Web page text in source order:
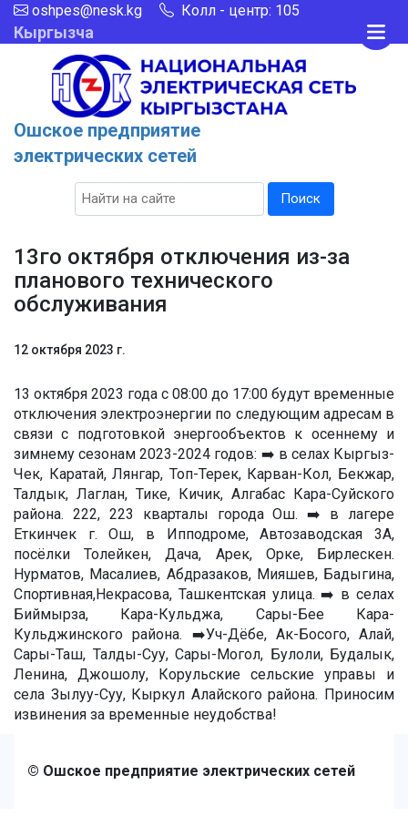
oshpes@nesk.kg Колл - центр: 105
Кыргызча
Ошское предприятие
электрических сетей
Поиск
13го октября отключения из-за
планового технического
обслуживания
12 октября 2023 г.
13 октября 2023 года с 08:00 до 17:00 будут временные
отключения электроэнергии по следующим адресам в
связи с подготовкой энергообъектов к осеннему и
зимнему сезонам 2023-2024 годов: ➡️ в селах Кыргыз-
Чек, Каратай, Лянгар, Топ-Терек, Карван-Кол, Бекжар,
Талдык, Лаглан, Тике, Кичик, Алгабас Кара-Суйского
района. 222, 223 кварталы города Ош. ➡️ в лагере
Еткинчек г. Ош, в Ипподроме, Автозаводская 3А,
посёлки Толейкен, Дача, Арек, Орке, Бирлескен.
Нурматов, Масалиев, Абдразаков, Мияшев, Бадыгина,
Спортивная,Некрасова, Ташкентская улица. ➡️ в селах
Биймырза, Кара-Кульджа, Сары-Бее Кара-
Кульджинского района. ➡️Уч-Дёбе, Ак-Босого, Алай,
Сары-Таш, Талды-Суу, Сары-Могол, Булоли, Будалык,
Ленина, Джошолу, Корульские сельские управы и
села Зылуу-Суу, Кыркул Алайского района. Приносим
извинения за временные неудобства!
© Ошское предприятие электрических сетей